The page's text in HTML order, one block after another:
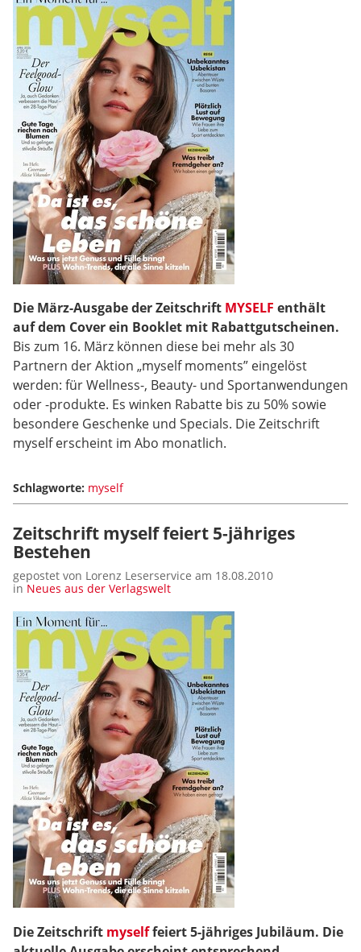
Die März-Ausgabe der Zeitschrift MYSELF enthält
auf dem Cover ein Booklet mit Rabattgutscheinen.
Bis zum 16. März können diese bei mehr als 30
Partnern der Aktion „myself moments” eingelöst
werden: für Wellness-, Beauty- und Sportanwendungen
oder -produkte. Es winken Rabatte bis zu 50% sowie
besondere Geschenke und Specials. Die Zeitschrift
myself erscheint im Abo monatlich.
Schlagworte: myself
Zeitschrift myself feiert 5-jähriges
Bestehen
gepostet von Lorenz Leserservice am 18.08.2010
in Neues aus der Verlagswelt
Die Zeitschrift myselffeiert 5-jähriges Jubiläum. Die